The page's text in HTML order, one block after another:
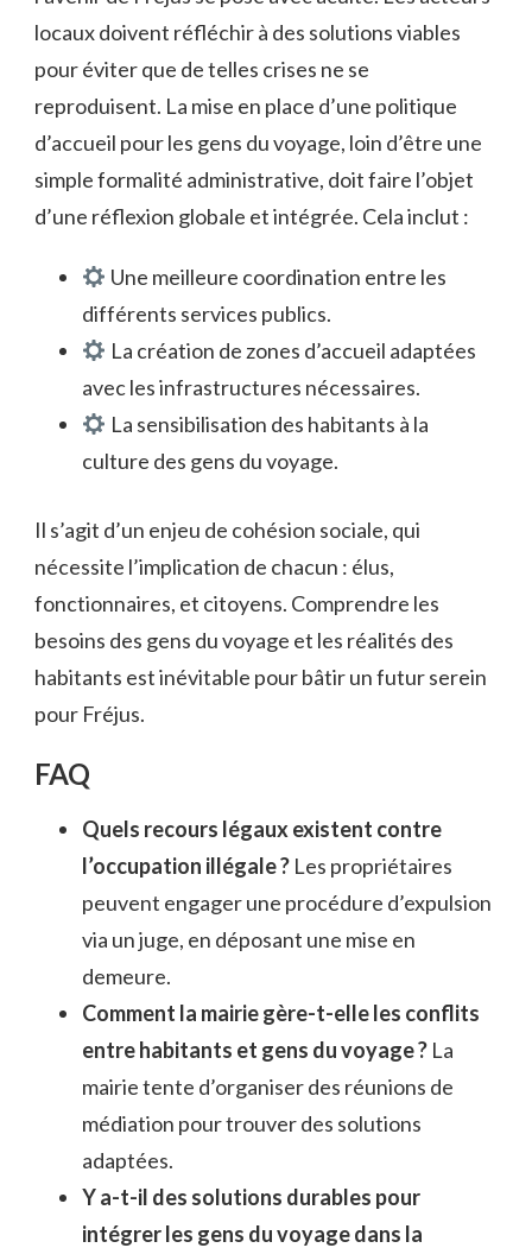
locaux doivent réfléchir à des solutions viables
pour éviter que de telles crises ne se
reproduisent. La mise en place d’une politique
d’accueil pour les gens du voyage, loin d’être une
simple formalité administrative, doit faire l’objet
d’une réflexion globale et intégrée. Cela inclut :
Une meilleure coordination entre les
différents services publics.
La création de zones d’accueil adaptées
avec les infrastructures nécessaires.
La sensibilisation des habitants à la
culture des gens du voyage.
Il s’agit d’un enjeu de cohésion sociale, qui
nécessite l’implication de chacun : élus,
fonctionnaires, et citoyens. Comprendre les
besoins des gens du voyage et les réalités des
habitants est inévitable pour bâtir un futur serein
pour Fréjus.
FAQ
Quels recours légaux existent contre
l’occupation illégale ? Les propriétaires
peuvent engager une procédure d’expulsion
via un juge, en déposant une mise en
demeure.
Comment la mairie gère-t-elle les conflits
entre habitants et gens du voyage ? La
mairie tente d’organiser des réunions de
médiation pour trouver des solutions
adaptées.
Y a-t-il des solutions durables pour
intégrer les gens du voyage dans la